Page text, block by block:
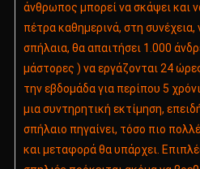
άνθρωπος μπορεί να σκάψει και
πέτρα καθημερινά, στη
σπήλαια, θα απαιτήσει 1.000
μάστορες ) να εργάζονται 24
την εβδομάδα για περίπου 5
μια συντηρητική εκτίμηση,
σπήλαιο πηγαίνει, τόσο πιο
και μεταφορά θα υπάρχει.